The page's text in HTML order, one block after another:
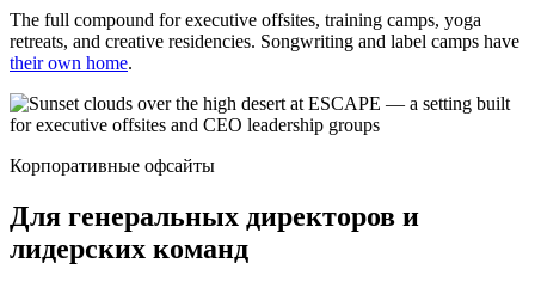
The full compound for executive offsites, training camps, yoga
retreats, and creative residencies. Songwriting and label camps have
their own home.
Корпоративные офсайты
Для генеральных директоров и
лидерских команд